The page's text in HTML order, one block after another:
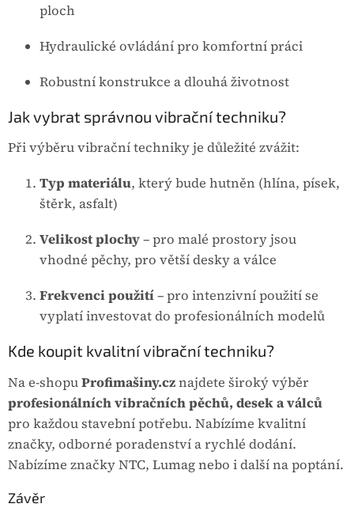
ploch
Hydraulické ovládání pro komfortní práci
Robustní konstrukce a dlouhá životnost
Jak vybrat správnou vibrační techniku?
Při výběru vibrační techniky je důležité zvážit:
Typ materiálu, který bude hutněn (hlína, písek,
štěrk, asfalt)
Velikost plochy– pro malé prostory jsou
vhodné pěchy, pro větší desky a válce
Frekvenci použití– pro intenzivní použití se
vyplatí investovat do profesionálních modelů
Kde koupit kvalitní vibrační techniku?
Na e-shopuProfimašiny.cznajdete široký výběr
profesionálních vibračních pěchů, desek a válců
pro každou stavební potřebu. Nabízíme kvalitní
značky, odborné poradenství a rychlé dodání.
Nabízíme značky NTC, Lumag nebo i další na poptání.
Závěr